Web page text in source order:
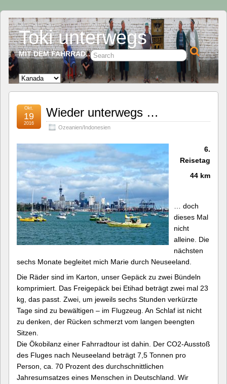
Toki unterwegs
MIT DEM FAHRRAD…
Wieder unterwegs …
Ozeanien/Indonesien
Okt.
19
2016
6.
Reisetag
44 km
… doch
dieses Mal
nicht
alleine. Die
nächsten
sechs Monate begleitet mich Marie durch Neuseeland.
Die Räder sind im Karton, unser Gepäck zu zwei Bündeln
komprimiert. Das Freigepäck bei Etihad beträgt zwei mal 23
kg, das passt. Zwei, um jeweils sechs Stunden verkürzte
Tage sind zu bewältigen – im Flugzeug. An Schlaf ist nicht
zu denken, der Rücken schmerzt vom langen beengten
Sitzen.
Die Ökobilanz einer Fahrradtour ist dahin. Der CO2-Ausstoß
des Fluges nach Neuseeland beträgt 7,5 Tonnen pro
Person, ca. 70 Prozent des durchschnittlichen
Jahresumsatzes eines Menschen in Deutschland. Wir